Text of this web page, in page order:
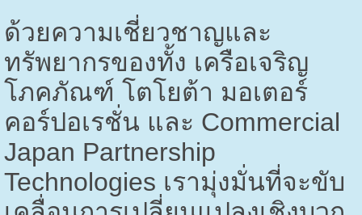
ด้วยความเชี่ยวชาญและ
ทรัพยากรของทั้ง เครือเจริญ
โภคภัณฑ์ โตโยต้า มอเตอร์
คอร์ปอเรชั่น และ Commercial
Japan Partnership
Technologies เรามุ่งมั่นที่จะขับ